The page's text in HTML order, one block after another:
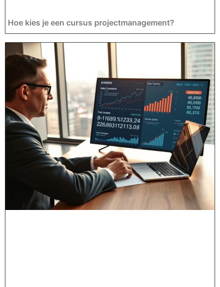
Hoe kies je een cursus projectmanagement?